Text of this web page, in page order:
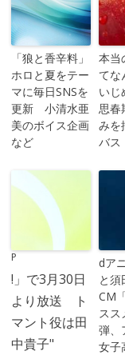
「狼と香辛料」
ホロと夏をテー
マに毎日SNSを
更新 小清水亜
美のボイス企画
など
本当
てな
いじ
思春
みを
バス
P
!」で3月30日
より放送 ト
マント役は田
中貴子"
dア
と須
CM
スス
弾、
女子